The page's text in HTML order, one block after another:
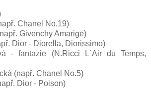
Chanel No.19)
Givenchy Amarige)
Dior - Diorella, Diorissimo)
- fantazie (N.Ricci L´Air du Temps,
(např. Chanel No.5)
Dior - Poison)